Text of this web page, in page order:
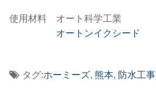
使用材料 オート科学工業
オートンイクシード
タグ:ホーミーズ, 熊本, 防水工事